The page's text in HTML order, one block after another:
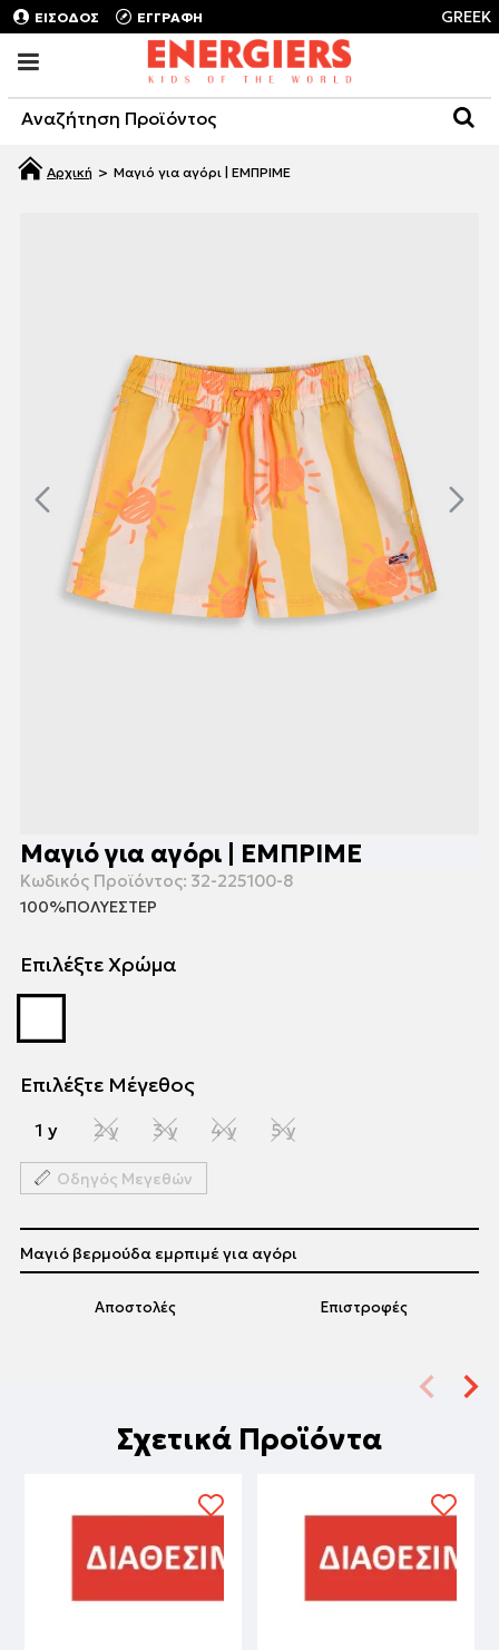
ΕΙΣΟΔΟΣ ΕΓΓΡΑΦΗ GREEK
Μαγιό για αγόρι | ΕΜΠΡΙΜΕ
Μαγιό για αγόρι | ΕΜΠΡΙΜΕ
Κωδικός Προϊόντος: 32-225100-8
100%ΠΟΛΥΕΣΤΕΡ
Επιλέξτε Χρώμα
Επιλέξτε Μέγεθος
1 y 2 y 3 y 4 y 5 y
Οδηγός Μεγεθών
Αποστολές Επιστροφές
Μαγιό βερμούδα εμρπιμέ για αγόρι
Σχετικά Προϊόντα